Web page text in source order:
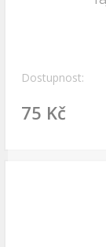
Dostupnost:
75 Kč